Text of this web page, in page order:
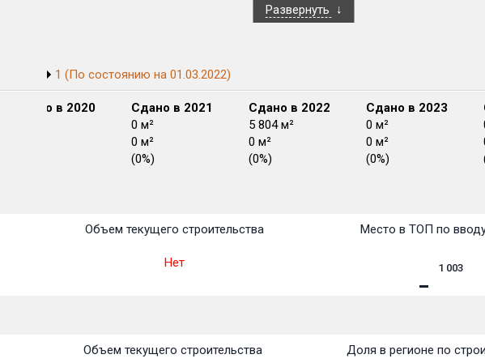
Развернуть
1 (По состоянию на 01.03.2022)
Сдано в 2020
Сдано в 2021
0 м²
0 м²
(0%)
Сдано в 2022
5 804 м²
0 м²
(0%)
Сдано в 2023
0 м²
0 м²
(0%)
Объем текущего строительства
Нет
Место в ТОП по
1 003
Объем текущего строительства Доля в регионе по